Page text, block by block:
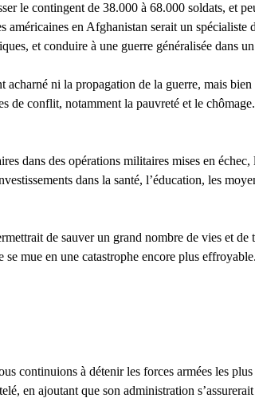
le contingent de 38.000 à 68.000 soldats, et
américaines en Afghanistan serait un
et conduire à une guerre généralisée dans
ni la propagation de la guerre, mais
de conflit, notamment la pauvreté et le
dans des opérations militaires mises en
dans la santé, l’éducation, les
de sauver un grand nombre de vies et
mue en une catastrophe encore plus effroyable.
continuions à détenir les forces armées les
en ajoutant que son administration